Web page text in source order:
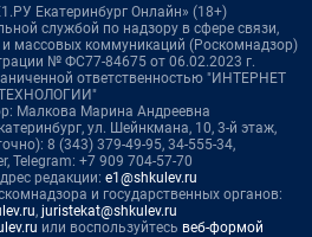
Екатеринбург Онлайн» (18+)
службой по надзору в сфере связи,
массовых коммуникаций (Роскомнадзор)
№ ФС77-84675 от 06.02.2023 г.
ответственностью "ИНТЕРНЕТ
Малкова Марина Андреевна
ул. Шейнкмана, 10, 3-й этаж,
8 (343) 379-49-95, 34-555-34,
Telegram: +7 909 704-57-70
редакции: e1@shkulev.ru
и государственных органов:
, juristekat@shkulev.ru
или воспользуйтесь веб-формой